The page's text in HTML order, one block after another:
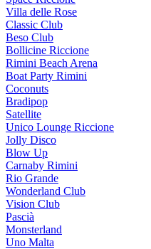
Villa delle Rose
Classic Club
Beso Club
Bollicine Riccione
Rimini Beach Arena
Boat Party Rimini
Coconuts
Bradipop
Satellite
Unico Lounge Riccione
Jolly Disco
Blow Up
Carnaby Rimini
Rio Grande
Wonderland Club
Vision Club
Pascià
Monsterland
Uno Malta